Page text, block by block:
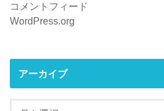
コメントフィード
WordPress.org
アーカイブ